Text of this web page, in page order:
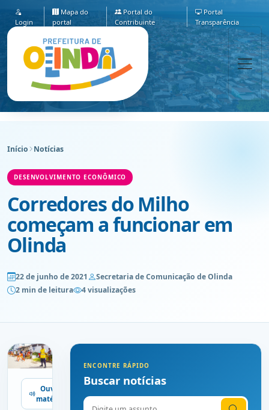
Login
Mapa do
portal
Portal do
Contribuinte
Portal
Transparência
Início Notícias
DESENVOLVIMENTO ECONÔMICO
Corredores do Milho
começam a funcionar em
Olinda
22 de junho de 2021
Secretaria de Comunicação de Olinda
2 min de leitura
4 visualizações
Ouvir
matéria
ENCONTRE RÁPIDO
Buscar notícias
Digite o assunto